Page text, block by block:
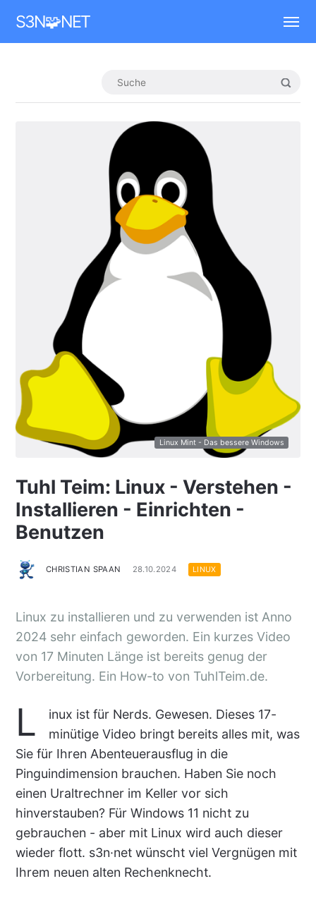
S3N🧩NET
Linux Mint - Das bessere Windows
Tuhl Teim: Linux - Verstehen -
Installieren - Einrichten -
Benutzen
CHRISTIAN SPAAN 28.10.2024 LINUX
Linux zu installieren und zu verwenden ist Anno
2024 sehr einfach geworden. Ein kurzes Video
von 17 Minuten Länge ist bereits genug der
Vorbereitung. Ein How-to von TuhlTeim.de.
L
inux ist für Nerds. Gewesen. Dieses 17-
minütige Video bringt bereits alles mit, was
Sie für Ihren Abenteuerausflug in die
Pinguindimension brauchen. Haben Sie noch
einen Uraltrechner im Keller vor sich
hinverstauben? Für Windows 11 nicht zu
gebrauchen - aber mit Linux wird auch dieser
wieder flott. s3n·net wünscht viel Vergnügen mit
Ihrem neuen alten Rechenknecht.